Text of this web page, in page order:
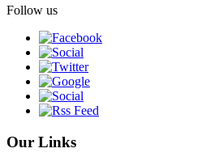
Follow us
Our Links